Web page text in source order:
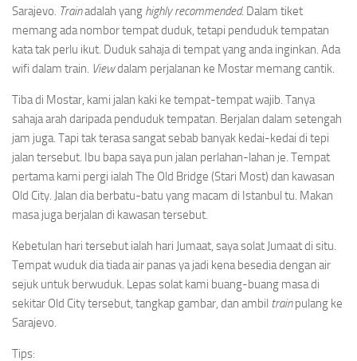
Sarajevo. Trainadalah yang highly recommended. Dalam tiket
memang ada nombor tempat duduk, tetapi penduduk tempatan
kata tak perlu ikut. Duduk sahaja di tempat yang anda inginkan. Ada
wifi dalam train. Viewdalam perjalanan ke Mostar memang cantik.
Tiba di Mostar, kami jalan kaki ke tempat-tempat wajib. Tanya
sahaja arah daripada penduduk tempatan. Berjalan dalam setengah
jam juga. Tapi tak terasa sangat sebab banyak kedai-kedai di tepi
jalan tersebut. Ibu bapa saya pun jalan perlahan-lahan je. Tempat
pertama kami pergi ialah The Old Bridge (Stari Most) dan kawasan
Old City. Jalan dia berbatu-batu yang macam di Istanbul tu. Makan
masa juga berjalan di kawasan tersebut.
Kebetulan hari tersebut ialah hari Jumaat, saya solat Jumaat di situ.
Tempat wuduk dia tiada air panas ya jadi kena besedia dengan air
sejuk untuk berwuduk. Lepas solat kami buang-buang masa di
sekitar Old City tersebut, tangkap gambar, dan ambil trainpulang ke
Sarajevo.
Tips: